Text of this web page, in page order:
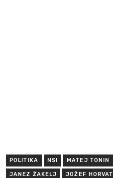
POLITIKA NSI MATEJ TONIN
JANEZ ŽAKELJ JOŽEF HORVAT